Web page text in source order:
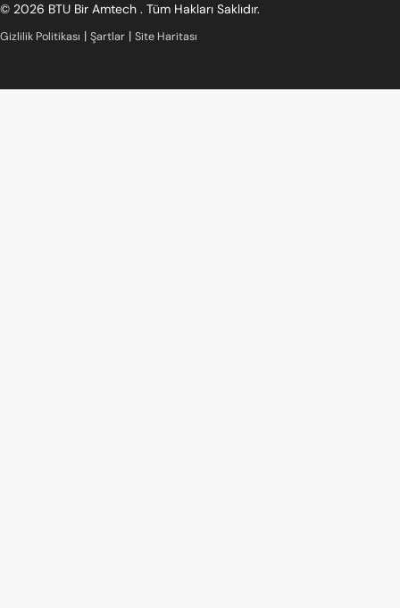
© 2026 BTU Bir Amtech . Tüm Hakları Saklıdır.
Gizlilik Politikası | Şartlar | Site Haritası